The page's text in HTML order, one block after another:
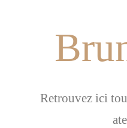
Retrouvez ici